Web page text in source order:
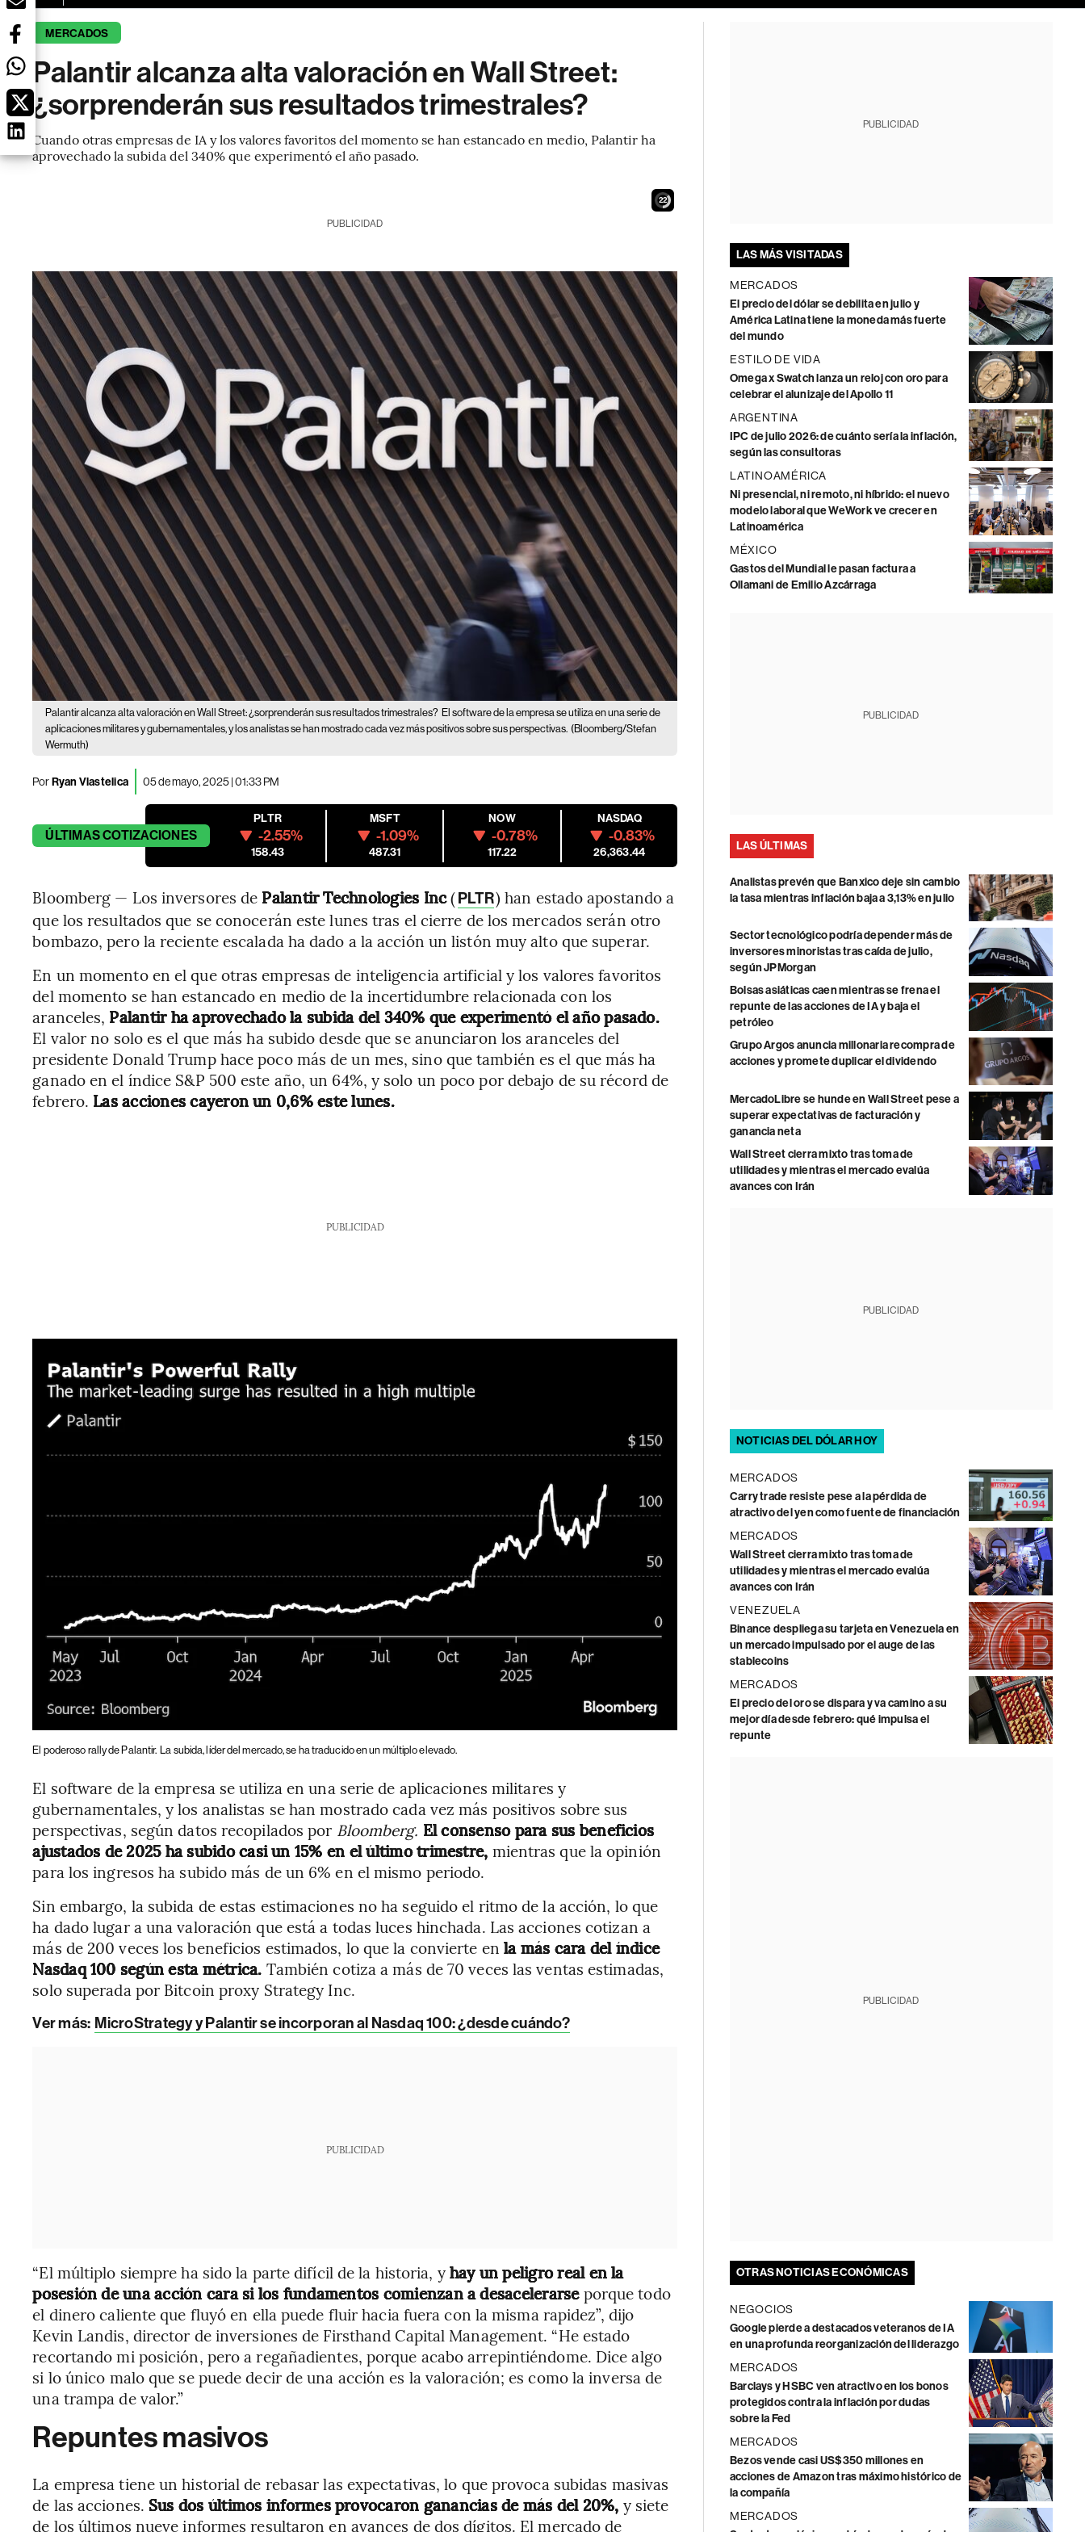
MERCADOS
Palantir alcanza alta valoración en Wall Street:
¿sorprenderán sus resultados trimestrales?
Cuando otras empresas de IA y los valores favoritos del momento se han estancado en medio, Palantir ha
aprovechado la subida del 340% que experimentó el año pasado.
21
PUBLICIDAD
Palantir alcanza alta valoración en Wall Street: ¿sorprenderán sus resultados trimestrales? El software de la empresa se utiliza en una serie de
aplicaciones militares y gubernamentales, y los analistas se han mostrado cada vez más positivos sobre sus perspectivas. (Bloomberg/Stefan
Wermuth)
PorRyan Vlastelica 05 de mayo, 2025 | 01:33 PM
ÚLTIMASCOTIZACIONES
PLTR
-2.55%
158.43
MSFT
-1.09%
487.31
NOW
-0.78%
117.22
NASDAQ
-0.83%
26,363.44
Bloomberg — Los inversores de Palantir Technologies Inc(PLTR) han estado apostando a
que los resultados que se conocerán este lunes tras el cierre de los mercados serán otro
bombazo, pero la reciente escalada ha dado a la acción un listón muy alto que superar.
En un momento en el que otras empresas de inteligencia artificial y los valores favoritos
del momento se han estancado en medio de la incertidumbre relacionada con los
aranceles, Palantir ha aprovechado la subida del 340% que experimentó el año pasado.
El valor no solo es el que más ha subido desde que se anunciaron los aranceles del
presidente Donald Trump hace poco más de un mes, sino que también es el que más ha
ganado en el índice S&P 500 este año, un 64%, y solo un poco por debajo de su récord de
febrero. Las acciones cayeron un 0,6% este lunes.
PUBLICIDAD
El poderoso rally de Palantir. La subida, líder del mercado, se ha traducido en un múltiplo elevado.
El software de la empresa se utiliza en una serie de aplicaciones militares y
gubernamentales, y los analistas se han mostrado cada vez más positivos sobre sus
perspectivas, según datos recopilados por Bloomberg. El consenso para sus beneficios
ajustados de 2025 ha subido casi un 15% en el último trimestre, mientras que la opinión
para los ingresos ha subido más de un 6% en el mismo periodo.
Sin embargo, la subida de estas estimaciones no ha seguido el ritmo de la acción, lo que
ha dado lugar a una valoración que está a todas luces hinchada. Las acciones cotizan a
más de 200 veces los beneficios estimados, lo que la convierte en la más cara del índice
Nasdaq 100 según esta métrica. También cotiza a más de 70 veces las ventas estimadas,
solo superada por Bitcoin proxy Strategy Inc.
Ver más: MicroStrategy y Palantir se incorporan al Nasdaq 100: ¿desde cuándo?
PUBLICIDAD
“El múltiplo siempre ha sido la parte difícil de la historia, yhay un peligro real en la
posesión de una acción cara si los fundamentos comienzan a desacelerarseporque todo
el dinero caliente que fluyó en ella puede fluir hacia fuera con la misma rapidez”, dijo
Kevin Landis, director de inversiones de Firsthand Capital Management. “He estado
recortando mi posición, pero a regañadientes, porque acabo arrepintiéndome. Dice algo
si lo único malo que se puede decir de una acción es la valoración; es como la inversa de
una trampa de valor.”
Repuntes masivos
La empresa tiene un historial de rebasar las expectativas, lo que provoca subidas masivas
de las acciones. Sus dos últimos informes provocaron ganancias de más del 20%, y siete
de los últimos nueve informes resultaron en avances de dos dígitos. El mercado de
PUBLICIDAD
LAS MÁS VISITADAS
MERCADOS
El precio del dólar se debilita en julio y
América Latina tiene la moneda más fuerte
del mundo
ESTILO DE VIDA
Omega x Swatch lanza un reloj con oro para
celebrar el alunizaje del Apollo 11
ARGENTINA
IPC de julio 2026: de cuánto sería la inflación,
según las consultoras
LATINOAMÉRICA
Ni presencial, ni remoto, ni híbrido: el nuevo
modelo laboral que WeWork ve crecer en
Latinoamérica
MÉXICO
Gastos del Mundial le pasan factura a
Ollamani de Emilio Azcárraga
PUBLICIDAD
LAS ÚLTIMAS
Analistas prevén que Banxico deje sin cambio
la tasa mientras inflación baja a 3,13% en julio
Sector tecnológico podría depender más de
inversores minoristas tras caída de julio,
según JPMorgan
Bolsas asiáticas caen mientras se frena el
repunte de las acciones de IA y baja el
petróleo
Grupo Argos anuncia millonaria recompra de
acciones y promete duplicar el dividendo
MercadoLibre se hunde en Wall Street pese a
superar expectativas de facturación y
ganancia neta
Wall Street cierra mixto tras toma de
utilidades y mientras el mercado evalúa
avances con Irán
PUBLICIDAD
NOTICIAS DEL DÓLAR HOY
MERCADOS
Carry trade resiste pese a la pérdida de
atractivo del yen como fuente de financiación
MERCADOS
Wall Street cierra mixto tras toma de
utilidades y mientras el mercado evalúa
avances con Irán
VENEZUELA
Binance despliega su tarjeta en Venezuela en
un mercado impulsado por el auge de las
stablecoins
MERCADOS
El precio del oro se dispara y va camino a su
mejor día desde febrero: qué impulsa el
repunte
PUBLICIDAD
OTRAS NOTICIAS ECONÓMICAS
NEGOCIOS
Google pierde a destacados veteranos de IA
en una profunda reorganización del liderazgo
MERCADOS
Barclays y HSBC ven atractivo en los bonos
protegidos contra la inflación por dudas
sobre la Fed
MERCADOS
Bezos vende casi US$350 millones en
acciones de Amazon tras máximo histórico de
la compañía
MERCADOS